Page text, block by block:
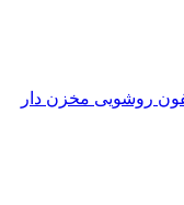
روشویی مخزن دار